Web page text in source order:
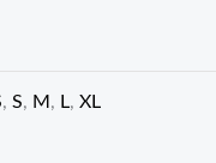
, S, M , L, XL